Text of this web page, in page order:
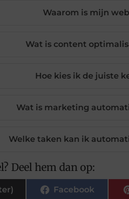
Waarom is mijn
Wat is content
Hoe kies ik de juiste
Wat is marketing
Welke taken kan ik
Deel hem dan op:
Facebook